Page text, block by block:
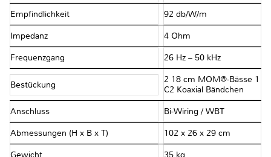
Empfindlichkeit 92 db/W/m
Impedanz 4 Ohm
Frequenzgang 26 Hz – 50 kHz
Bestückung
2 18 cm MOM®-Bässe 1
C2 Koaxial Bändchen
Anschluss Bi-Wiring / WBT
Abmessungen (H x B x T) 102 x 26 x 29 cm